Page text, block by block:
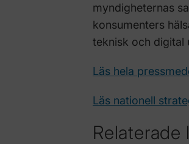
myndigheternas
konsumenters
teknisk och digital
Läs hela
Läs nationell
Relaterade